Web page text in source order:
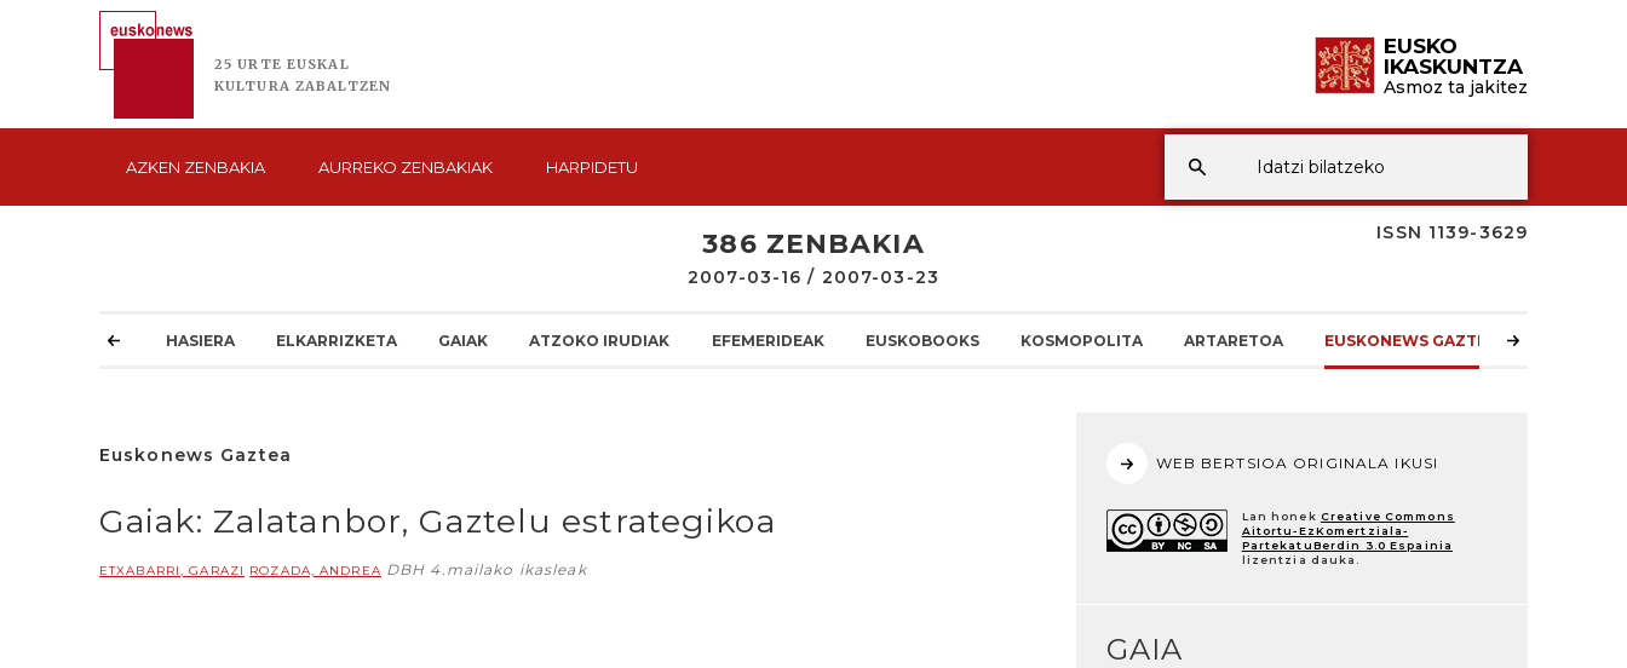
25 URTE EUSKAL
KULTURA ZABALTZEN
EUSKO
IKASKUNTZA
Asmoz ta jakitez
AZKEN ZENBAKIA AURREKO ZENBAKIAK HARPIDETU
ISSN 1139-3629
386 ZENBAKIA
2007-03-16 / 2007-03-23
HASIERA ELKARRIZKETA GAIAK ATZOKO IRUDIAK EFEMERIDEAK EUSKOBOOKS KOSMOPOLITA ARTARETOA EUSKONEWS GAZTEA
Euskonews Gaztea
Gaiak: Zalatanbor, Gaztelu estrategikoa
ETXABARRI, GARAZI ROZADA, ANDREA DBH 4.mailako ikasleak
WEB BERTSIOA ORIGINALA IKUSI
Lan honek Creative Commons
Aitortu-EzKomertziala-
PartekatuBerdin 3.0 Espainia
lizentzia dauka.
GAIA